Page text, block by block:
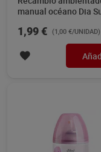
manual océano Dia
1,99 € (1,00 €/UNIDAD)